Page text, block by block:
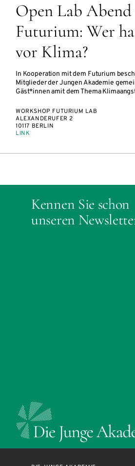
Open Lab
Futurium: Wer
vor Klima?
In Kooperation mit dem Futurium
Mitglieder der Jungen Akademie
Gäst*innen amit dem Thema
WORKSHOP FUTURIUM LAB
ALEXANDERUFER 2
10117 BERLIN
LINK
Kennen Sie schon
unseren